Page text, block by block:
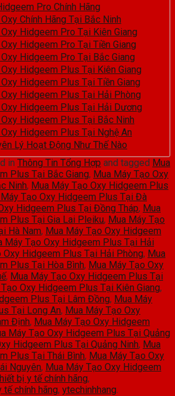
Pro Chính Hãng
Chính Hãng Tại Bắc Ninh
Hidgeem Pro Tại Kiên Giang
Hidgeem Pro Tại Tiền Giang
Hidgeem Pro Tại Bắc Giang
Hidgeem Plus Tại Kiên Giang
Hidgeem Plus Tại Tiền Giang
Hidgeem Plus Tại Hải Phòng
Hidgeem Plus Tại Hải Dương
Hidgeem Plus Tại Bắc Ninh
Hidgeem Plus Tại Nghệ An
Lý Hoạt Động Như Thế Nào
in Thông Tin Tổng Hợp and tagged Mua
Plus Tại Bắc Giang, Mua Máy Tạo Oxy
Ninh, Mua Máy Tạo Oxy Hidgeem Plus
Tạo Oxy Hidgeem Plus Tại Đà
Hidgeem Plus Tại Đồng Tháp, Mua
Plus Tại Gia Lai Pleiku, Mua Máy Tạo
Hà Nam, Mua Máy Tạo Oxy Hidgeem
Máy Tạo Oxy Hidgeem Plus Tại Hải
Oxy Hidgeem Plus Tại Hải Phòng, Mua
Plus Tại Hòa Bình, Mua Máy Tạo Oxy
, Mua Máy Tạo Oxy Hidgeem Plus Tại
Oxy Hidgeem Plus Tại Kiên Giang,
Plus Tại Lâm Đồng, Mua Máy
Tại Long An, Mua Máy Tạo Oxy
Định, Mua Máy Tạo Oxy Hidgeem
Máy Tạo Oxy Hidgeem Plus Tại Quảng
Hidgeem Plus Tại Quảng Ninh, Mua
Plus Tại Thái Bình, Mua Máy Tạo Oxy
Nguyên, Mua Máy Tạo Oxy Hidgeem
bị y tế chính hãng,
tế chính hãng, ytechinhhang.